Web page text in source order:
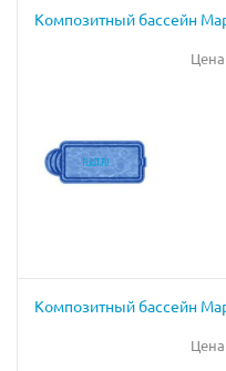
Композитный бассейн
Композитный бассейн